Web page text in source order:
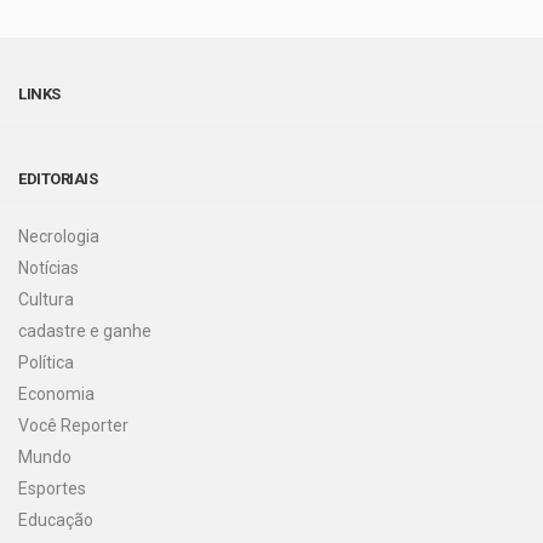
LINKS
EDITORIAIS
Necrologia
Notícias
Cultura
cadastre e ganhe
Política
Economia
Você Reporter
Mundo
Esportes
Educação